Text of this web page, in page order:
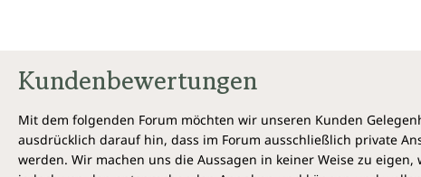
Kundenbewertungen
Mit dem folgenden Forum möchten wir unseren Kunden
ausdrücklich darauf hin, dass im Forum ausschließlich private
werden. Wir machen uns die Aussagen in keiner Weise zu